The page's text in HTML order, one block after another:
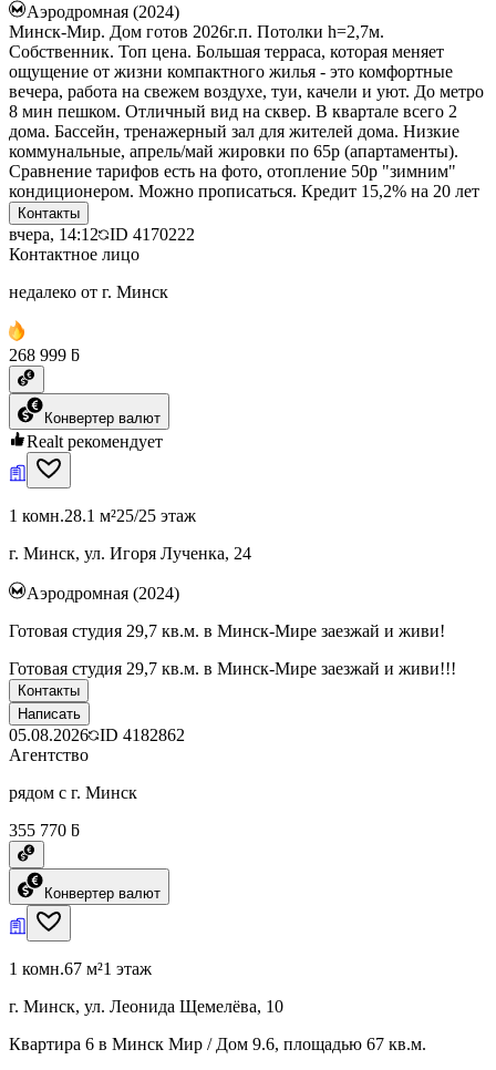
Аэродромная (2024)
Минск-Мир. Дом готов 2026г.п. Потолки h=2,7м.
Собственник. Топ цена. Большая терраса, которая меняет
ощущение от жизни компактного жилья - это комфортные
вечера, работа на свежем воздухе, туи, качели и уют. До метро
8 мин пешком. Отличный вид на сквер. В квартале всего 2
дома. Бассейн, тренажерный зал для жителей дома. Низкие
коммунальные, апрель/май жировки по 65р (апартаменты).
Сравнение тарифов есть на фото, отопление 50р "зимним"
кондиционером. Можно прописаться. Кредит 15,2% на 20 лет
Контакты
вчера, 14:12 ID 4170222
Контактное лицо
недалеко от г. Минск
268 999 ƃ
Конвертер валют
Realt рекомендует
1 комн.28.1 м²25/25 этаж
г. Минск, ул. Игоря Лученка, 24
Аэродромная (2024)
Готовая студия 29,7 кв.м. в Минск-Мире заезжай и живи!
Готовая студия 29,7 кв.м. в Минск-Мире заезжай и живи!!!
Контакты
Написать
05.08.2026 ID 4182862
Агентство
рядом с г. Минск
355 770 ƃ
Конвертер валют
1 комн.67 м²1 этаж
г. Минск, ул. Леонида Щемелёва, 10
Квартира 6 в Минск Мир / Дом 9.6, площадью 67 кв.м.